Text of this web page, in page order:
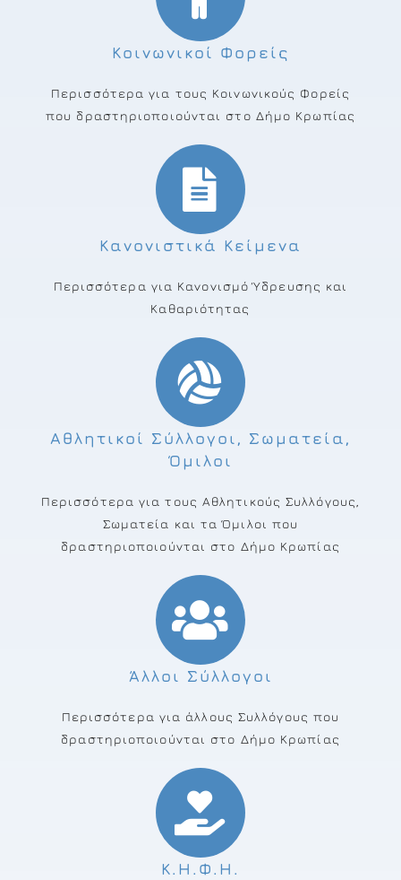
Κοινωνικοί Φορείς
Περισσότερα για τους Κοινωνικούς Φορείς
που δραστηριοποιούνται στο Δήμο Κρωπίας
Κανονιστικά Κείμενα
Περισσότερα για Κανονισμό Ύδρευσης και
Καθαριότητας
Αθλητικοί Σύλλογοι, Σωματεία,
Όμιλοι
Περισσότερα για τους Αθλητικούς Συλλόγους,
Σωματεία και τα Όμιλοι που
δραστηριοποιούνται στο Δήμο Κρωπίας
Άλλοι Σύλλογοι
Περισσότερα για άλλους Συλλόγους που
δραστηριοποιούνται στο Δήμο Κρωπίας
Κ.Η.Φ.Η.